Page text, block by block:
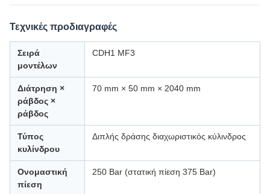
Τεχνικές προδιαγραφές
Σειρά
μοντέλων
CDH1 MF3
Διάτρηση ×
ράβδος ×
ράβδος
70 mm × 50 mm × 2040 mm
Τύπος
κυλίνδρου
Διπλής δράσης διαχωριστικός κύλινδρος
Ονομαστική
πίεση
250 Bar (στατική πίεση 375 Bar)